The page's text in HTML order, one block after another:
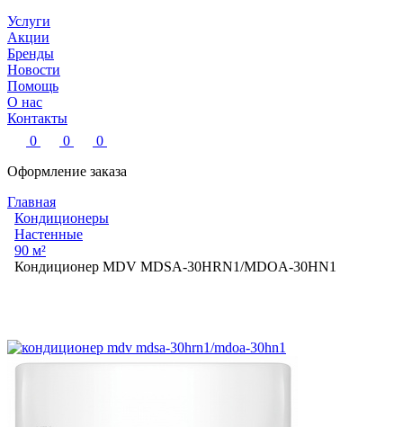
Услуги
Акции
Бренды
Новости
Помощь
О нас
Контакты
0
0
0
Оформление заказа
Главная
Кондиционеры
Настенные
90 м²
Кондиционер MDV MDSA-30HRN1/MDOA-30HN1